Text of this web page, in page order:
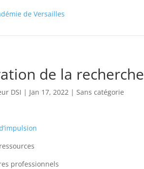
de la recherche
DSI | Jan 17, 2022 |Sans catégorie
professionnels